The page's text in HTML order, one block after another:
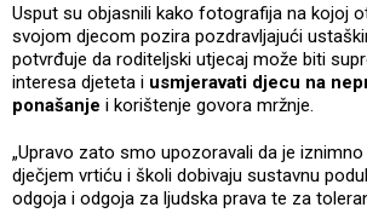
Usput su objasnili kako fotografija na kojoj
svojom djecom pozira pozdravljajući
potvrđuje da roditeljski utjecaj može biti
interesa djeteta i usmjeravati djecu na
ponašanje i korištenje govora mržnje.
„Upravo zato smo upozoravali da je
dječjem vrtiću i školi dobivaju sustavnu
odgoja i odgoja za ljudska prava te za